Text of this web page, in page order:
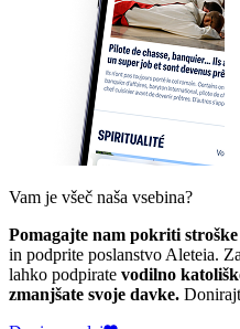
Vam je všeč naša vsebina?
Pomagajte nam pokriti
in podprite poslanstvo Aleteia.
lahko podpirate vodilno
zmanjšate svoje davke.